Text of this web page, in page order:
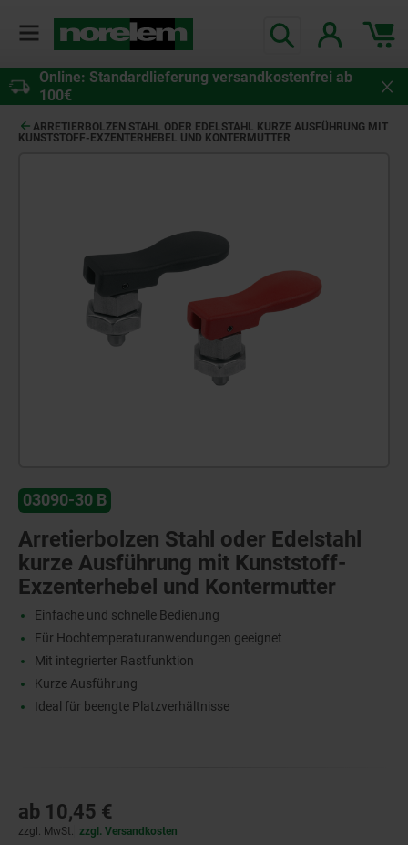
Online: Standardlieferung versandkostenfrei ab
100€
ARRETIERBOLZEN STAHL ODER EDELSTAHL KURZE AUSFÜHRUNG MIT
KUNSTSTOFF-EXZENTERHEBEL UND KONTERMUTTER
03090-30 B
Arretierbolzen Stahl oder Edelstahl
kurze Ausführung mit Kunststoff-
Exzenterhebel und Kontermutter
Einfache und schnelle Bedienung
Für Hochtemperaturanwendungen geeignet
Mit integrierter Rastfunktion
Kurze Ausführung
Ideal für beengte Platzverhältnisse
ab 10,45 €
zzgl. MwSt. zzgl. Versandkosten